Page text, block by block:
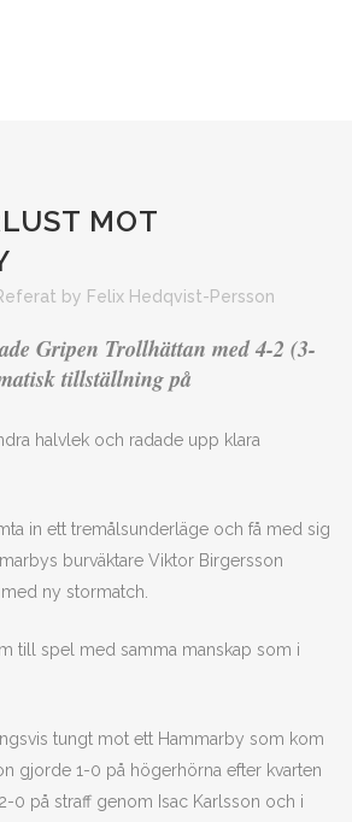
MOT
by Felix Hedqvist-Persson
Gripen Trollhättan med 4-2 (3-
tillställning på
halvlek och radade upp klara
in ett tremålsunderläge och få med sig
burväktare Viktor Birgersson
ny stormatch.
till spel med samma manskap som i
tungt mot ett Hammarby som kom
gjorde 1-0 på högerhörna efter kvarten
0 på straff genom Isac Karlsson och i